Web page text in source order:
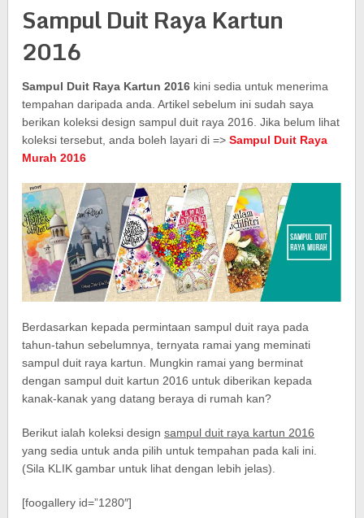
Sampul Duit Raya Kartun
2016
Sampul Duit Raya Kartun 2016 kini sedia untuk menerima
tempahan daripada anda. Artikel sebelum ini sudah saya
berikan koleksi design sampul duit raya 2016. Jika belum lihat
koleksi tersebut, anda boleh layari di =>Sampul Duit Raya
Murah 2016
Berdasarkan kepada permintaan sampul duit raya pada
tahun-tahun sebelumnya, ternyata ramai yang meminati
sampul duit raya kartun. Mungkin ramai yang berminat
dengan sampul duit kartun 2016 untuk diberikan kepada
kanak-kanak yang datang beraya di rumah kan?
Berikut ialah koleksi designsampul duit raya kartun 2016
yang sedia untuk anda pilih untuk tempahan pada kali ini.
(Sila KLIK gambar untuk lihat dengan lebih jelas).
[foogallery id=”1280″]